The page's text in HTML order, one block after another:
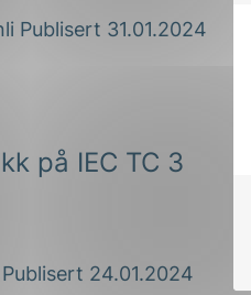
Publisert 31.01.2024
på IEC TC 3
Publisert 24.01.2024